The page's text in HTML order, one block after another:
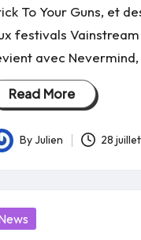
To Your Guns, et
festivals
avec
Read More
ByJulien 28